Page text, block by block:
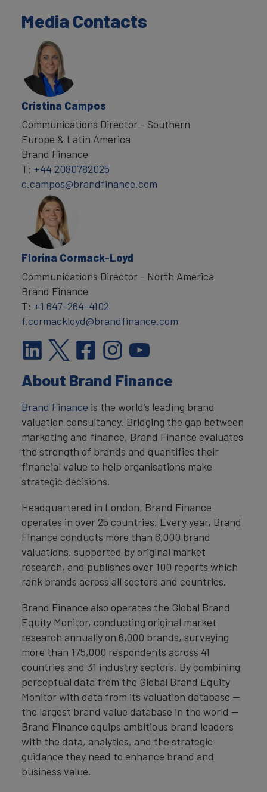
Media Contacts
Cristina Campos
Communications Director - Southern
Europe & Latin America
Brand Finance
T: +44 2080782025
c.campos@brandfinance.com
Florina Cormack-Loyd
Communications Director - North America
Brand Finance
T: +1 647-264-4102
f.cormackloyd@brandfinance.com
About Brand Finance
Brand Finance is the world’s leading brand
valuation consultancy. Bridging the gap between
marketing and finance, Brand Finance evaluates
the strength of brands and quantifies their
financial value to help organisations make
strategic decisions.
Headquartered in London, Brand Finance
operates in over 25 countries. Every year, Brand
Finance conducts more than 6,000 brand
valuations, supported by original market
research, and publishes over 100 reports which
rank brands across all sectors and countries.
Brand Finance also operates the Global Brand
Equity Monitor, conducting original market
research annually on 6,000 brands, surveying
more than 175,000 respondents across 41
countries and 31 industry sectors. By combining
perceptual data from the Global Brand Equity
Monitor with data from its valuation database —
the largest brand value database in the world —
Brand Finance equips ambitious brand leaders
with the data, analytics, and the strategic
guidance they need to enhance brand and
business value.